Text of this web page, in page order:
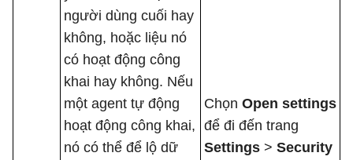
người dùng cuối hay
không, hoặc liệu nó
có hoạt động công
khai hay không. Nếu
một agent tự động
hoạt động công khai,
nó có thể để lộ dữ
Chọn Open settings
để đi đến trang
Settings > Security